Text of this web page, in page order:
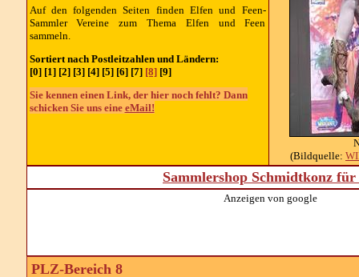
Auf den folgenden Seiten finden Elfen und Feen-
Sammler Vereine zum Thema Elfen und Feen
sammeln.
Sortiert nach Postleitzahlen und Ländern:
[0] [1] [2] [3] [4] [5] [6] [7] [8][9]
Sie kennen einen Link, der hier noch fehlt? Dann
schicken Sie uns eine eMail!
(Bildquelle:
Sammlershop Schmidtkonz
Anzeigen von google
PLZ-Bereich 8